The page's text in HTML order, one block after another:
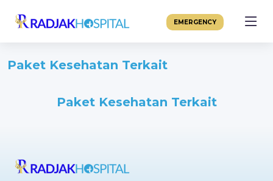
EMERGENCY
Paket Kesehatan Terkait
Paket Kesehatan Terkait